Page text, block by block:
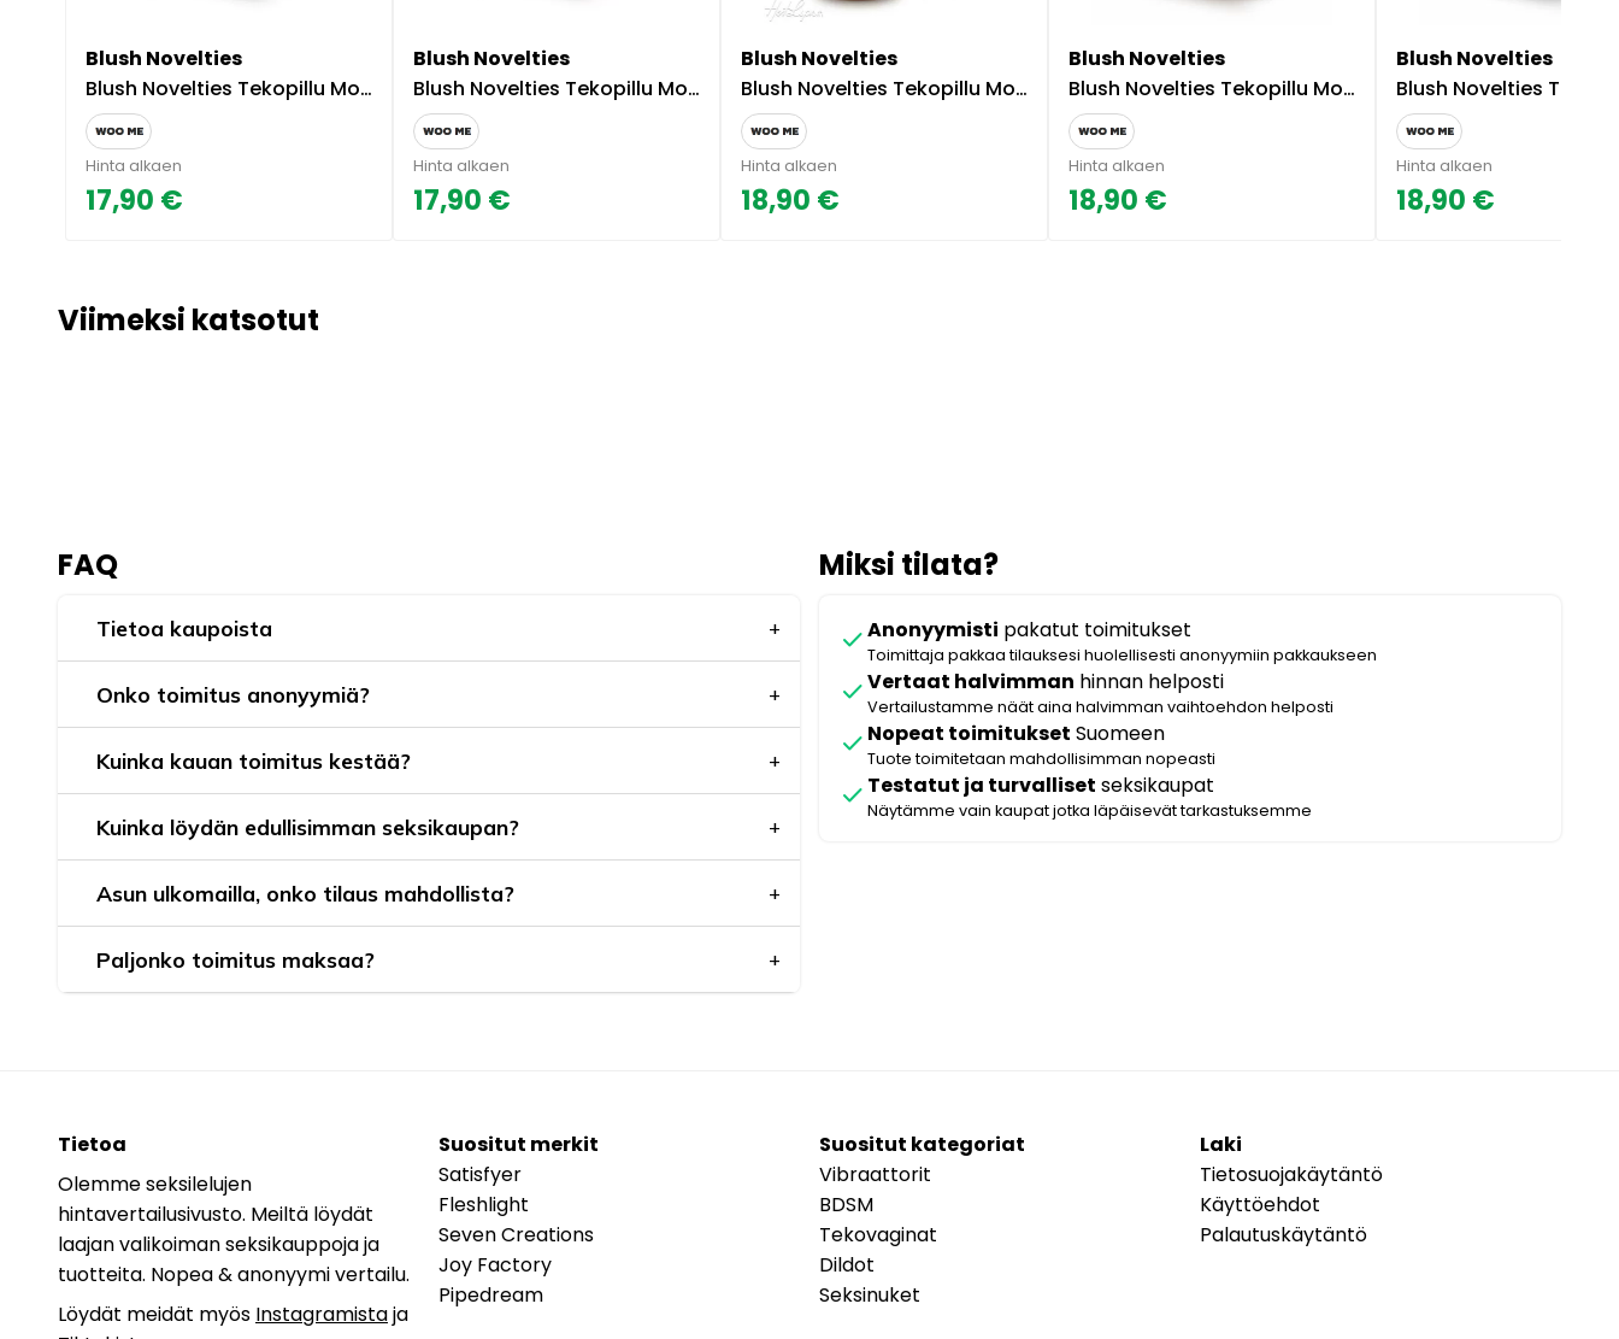
Blush Novelties
Blush Novelties Tekopillu Moottorilla Rain
Hinta alkaen
17,90 €
Blush Novelties
Blush Novelties Tekopillu Moottorilla Ashley
Hinta alkaen
17,90 €
Blush Novelties
Blush Novelties Tekopillu Moottorilla Sofia
Hinta alkaen
18,90 €
Blush Novelties
Blush Novelties Tekopillu Moottorilla Julieta Mocha
Hinta alkaen
18,90 €
Blush Novelties
Blush Novelties Tekopillu Moottorilla
Hinta alkaen
18,90 €
Viimeksi katsotut
FAQ
Tietoa kaupoista
Onko toimitus anonyymiä?
Kuinka kauan toimitus kestää?
Kuinka löydän edullisimman seksikaupan?
Asun ulkomailla, onko tilaus mahdollista?
Paljonko toimitus maksaa?
Miksi tilata?
checkAnonyymisti pakatut toimitukset
Toimittaja pakkaa tilauksesi huolellisesti anonyymiin pakkaukseen
checkVertaat halvimman hinnan helposti
Vertailustamme näät aina halvimman vaihtoehdon helposti
check Nopeat toimitukset Suomeen
Tuote toimitetaan mahdollisimman nopeasti
check Testatut ja turvalliset seksikaupat
Näytämme vain kaupat jotka läpäisevät tarkastuksemme
Tietoa
Olemme seksilelujen
hintavertailusivusto. Meiltä löydät
laajan valikoiman seksikauppoja ja
tuotteita. Nopea & anonyymi vertailu.
Löydät meidät myös Instagramistaja
Suositut merkit
Satisfyer
Fleshlight
Seven Creations
Joy Factory
Pipedream
Suositut kategoriat
Vibraattorit
BDSM
Tekovaginat
Dildot
Seksinuket
Laki
Tietosuojakäytäntö
Käyttöehdot
Palautuskäytäntö